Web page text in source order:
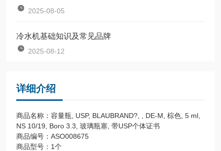
2025-08-05
冷水机基础知识及常见品牌
2025-08-12
详细介绍
商品名称：容量瓶, USP, BLAUBRAND?, , DE-M, 棕色, 5 ml,
NS 10/19, Boro 3.3, 玻璃瓶塞, 带USP个体证书
商品编号：ASO008675
商品型号：1个